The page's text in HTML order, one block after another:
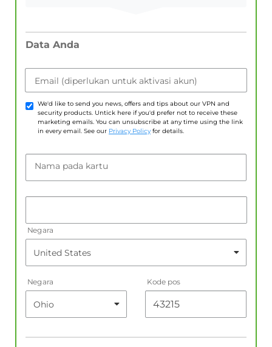
Data Anda
Email (diperlukan untuk aktivasi akun)
We'd like to send you news, offers and tips about our VPN and
security products. Untick here if you'd prefer not to receive these
marketing emails. You can unsubscribe at any time using the link
in every email. See our Privacy Policy for details.
Nama pada kartu
Negara
Negara Kode pos